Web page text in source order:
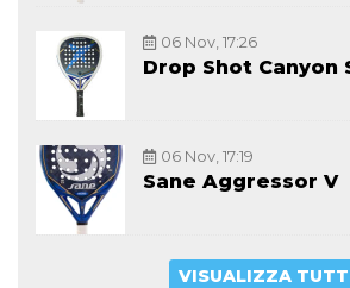
06 Nov, 17:26
Drop Shot Canyon
06 Nov, 17:19
Sane Aggressor V
VISUALIZZA